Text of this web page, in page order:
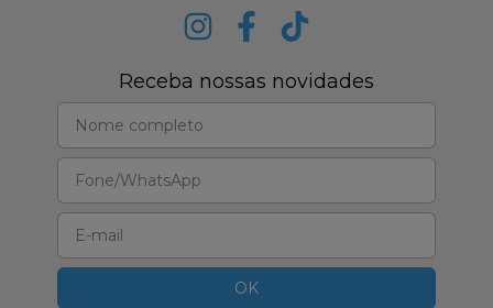
Receba nossas novidades